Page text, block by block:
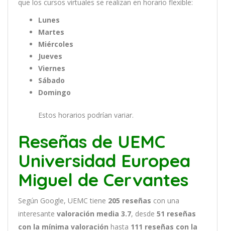
que los cursos virtuales se realizan en horario flexible:
Lunes
Martes
Miércoles
Jueves
Viernes
Sábado
Domingo
Estos horarios podrían variar.
Reseñas de UEMC
Universidad Europea
Miguel de Cervantes
Según Google, UEMC tiene 205 reseñas con una
interesante valoración media 3.7, desde 51 reseñas
con la mínima valoración hasta 111 reseñas con la